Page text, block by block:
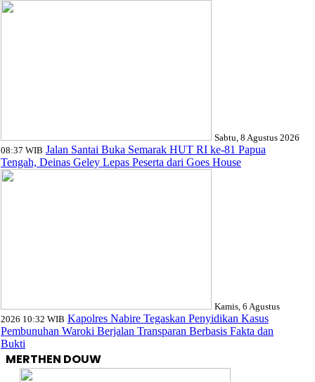
Sabtu, 8 Agustus 2026
08:37 WIB Jalan Santai Buka Semarak HUT RI ke-81 Papua
Tengah, Deinas Geley Lepas Peserta dari Goes House
Kamis, 6 Agustus
2026 10:32 WIB Kapolres Nabire Tegaskan Penyidikan Kasus
Pembunuhan Waroki Berjalan Transparan Berbasis Fakta dan
Bukti
MERTHEN DOUW